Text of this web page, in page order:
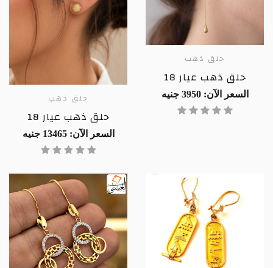
حلق ذهب
حلق ذهب عيار 18
السعر الآن: 3950 جنيه حلق ذهب
حلق ذهب عيار 18
السعر الآن: 13465 جنيه